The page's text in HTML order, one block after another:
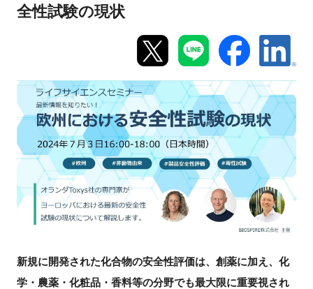
施設ご予約
マイページ
新規登録
イベント
プログラム
ニュース・掲示板
全性試験の現状
新規に開発された化合物の安全性評価は、創薬に加え、化
学・農薬・化粧品・香料等の分野でも最大限に重要視され